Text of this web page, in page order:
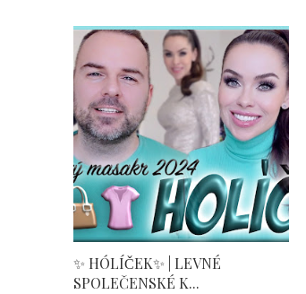
✨ HÓLÍČEK✨ | LEVNÉ
SPOLEČENSKÉ K...